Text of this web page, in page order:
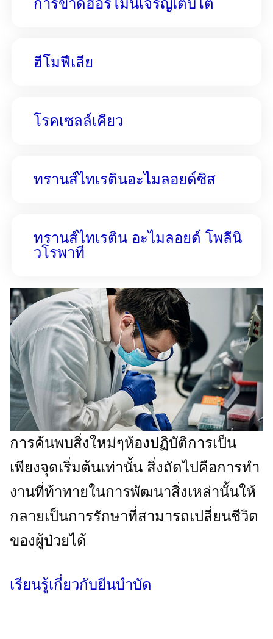
การค้นพบสิ่งใหม่ๆห้องปฏิบัติการเป็น
เพียงจุดเริ่มต้นเท่านั้น สิ่งถัดไปคือการทำ​
งานที่ท้าทายในการพัฒนาสิ่งเหล่านั้นให้
กลายเป็นการรักษาที่สามารถเปลี่ยนชีวิต
ของผู้ป่วยได้
เรียนรู้เกี่ยวกับยีนบําบัด